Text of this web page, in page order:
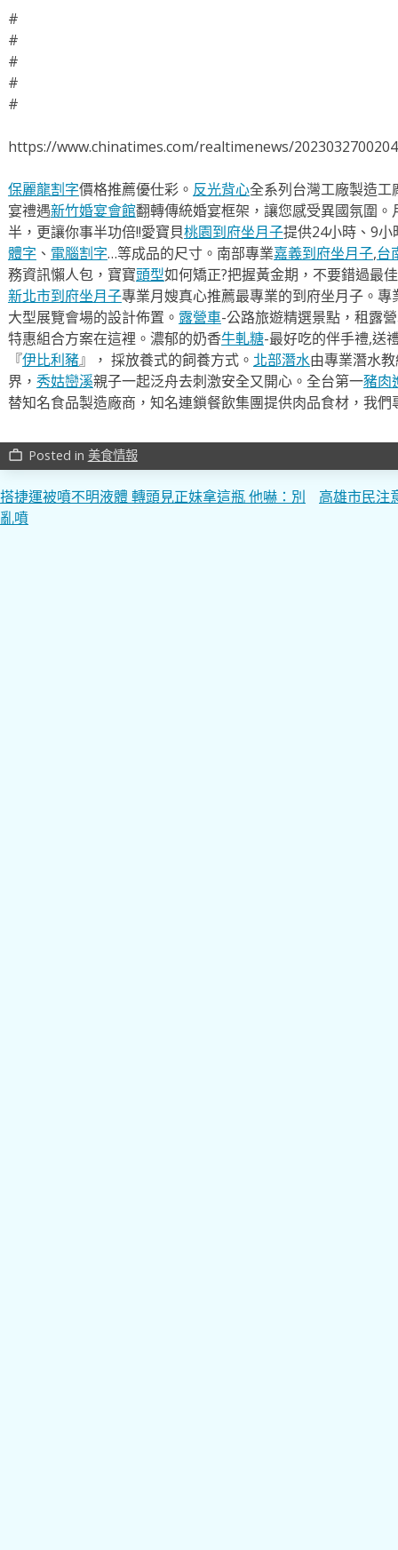
#
#
#
#
#
https://www.chinatimes.com/realtimenews/
保麗龍割字價格推薦優仕彩。 反光背心全系列台灣工廠製造
宴禮遇新竹婚宴會館翻轉傳統婚宴框架，讓您感受異國氛圍。
半，更讓你事半功倍!!愛寶貝桃園到府坐月子提供24小時、9
體字 、 電腦割字…等成品的尺寸。南部專業嘉義到府坐月子,台
務資訊懶人包，寶寶頭型如何矯正?把握黃金期，不要錯過最
新北市到府坐月子專業月嫂真心推薦最專業的到府坐月子。專
大型展覽會場的設計佈置。 露營車-公路旅遊精選景點，租露
特惠組合方案在這裡。濃郁的奶香牛軋糖-最好吃的伴手禮,送
『伊比利豬』， 採放養式的飼養方式。 北部潛水由專業潛水
界， 秀姑巒溪親子一起泛舟去​刺激安全又開心。全台第一豬肉
替知名食品製造廠商，知名連鎖餐飲集團提供肉品食材，我
work_outline Posted in 美食情報
文
章
搭捷運被噴不明液體 轉頭見正妹拿這瓶 他嚇：別
亂噴
高雄市民注